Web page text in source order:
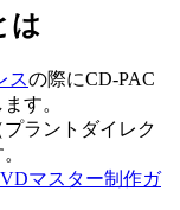
は
スの際にCD-PAC
す。
ラントダイレク
マスター制作ガ